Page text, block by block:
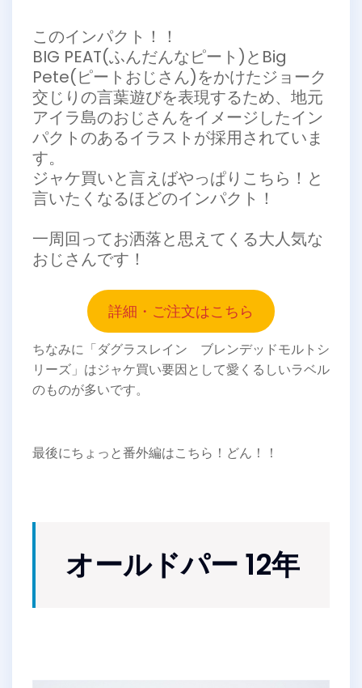
このインパクト！！
BIG PEAT(ふんだんなピート)とBig
Pete(ピートおじさん)をかけたジョーク
交じりの言葉遊びを表現するため、地元
アイラ島のおじさんをイメージしたイン
パクトのあるイラストが採用されていま
す。
ジャケ買いと言えばやっぱりこちら！と
言いたくなるほどのインパクト！
一周回ってお洒落と思えてくる大人気な
おじさんです！
詳細・ご注文はこちら
ちなみに「ダグラスレイン ブレンデッドモルトシ
リーズ」はジャケ買い要因として愛くるしいラベル
のものが多いです。
最後にちょっと番外編はこちら！どん！！
オールドパー 12年